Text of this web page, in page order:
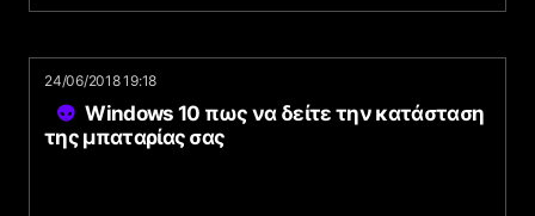
24/06/2018 19:18
Windows 10 πως να δείτε την κατάσταση
της μπαταρίας σας